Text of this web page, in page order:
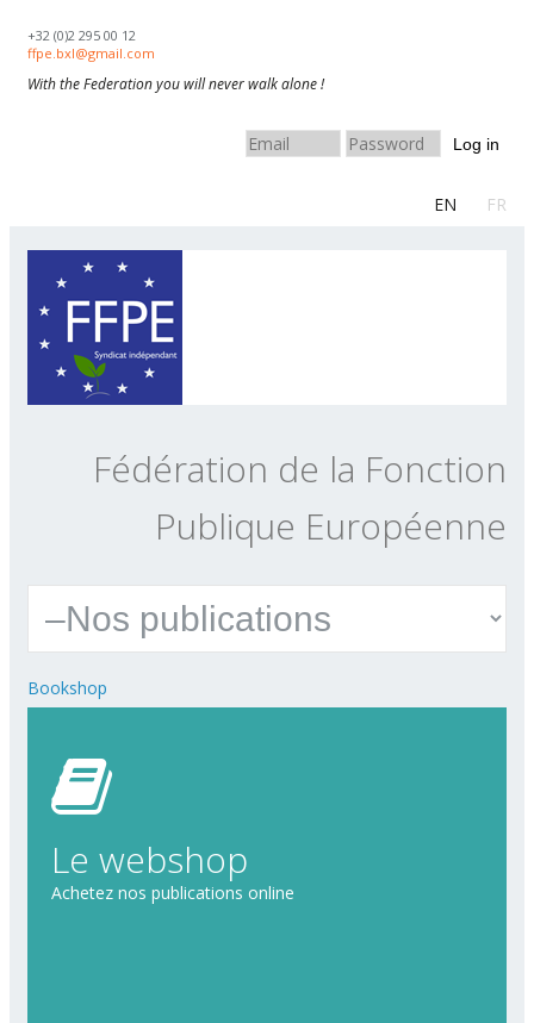
+32 (0)2 295 00 12
ffpe.bxl@gmail.com
With the Federation you will never walk alone !
Log in
EN FR
Fédération de la Fonction
Publique Européenne
Bookshop
Le webshop
Achetez nos publications online